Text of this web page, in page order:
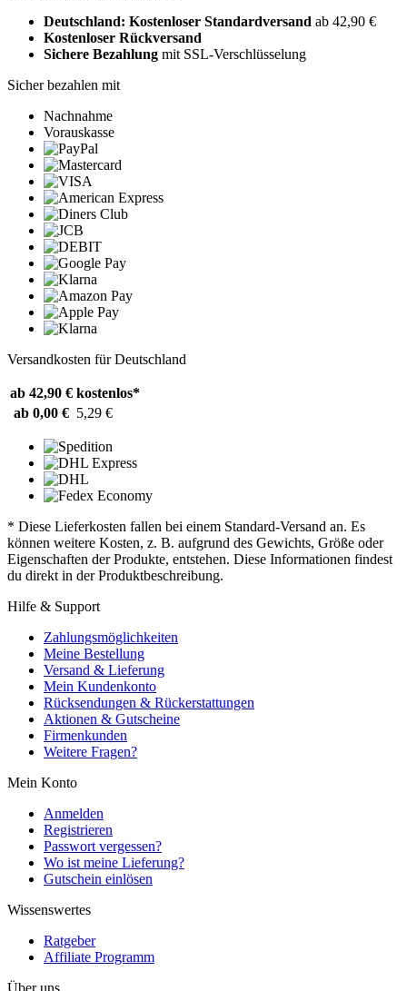
Deutschland: Kostenloser Standardversand ab 42,90 €
Kostenloser Rückversand
Sichere Bezahlung mit SSL-Verschlüsselung
Sicher bezahlen mit
Nachnahme
Vorauskasse
Versandkosten für Deutschland
ab 42,90 € kostenlos*
ab 0,00 € 5,29 €
* Diese Lieferkosten fallen bei einem Standard-Versand an. Es
können weitere Kosten, z. B. aufgrund des Gewichts, Größe oder
Eigenschaften der Produkte, entstehen. Diese Informationen findest
du direkt in der Produktbeschreibung.
Hilfe & Support
Zahlungsmöglichkeiten
Meine Bestellung
Versand & Lieferung
Mein Kundenkonto
Rücksendungen & Rückerstattungen
Aktionen & Gutscheine
Firmenkunden
Weitere Fragen?
Mein Konto
Anmelden
Registrieren
Passwort vergessen?
Wo ist meine Lieferung?
Gutschein einlösen
Wissenswertes
Ratgeber
Affiliate Programm